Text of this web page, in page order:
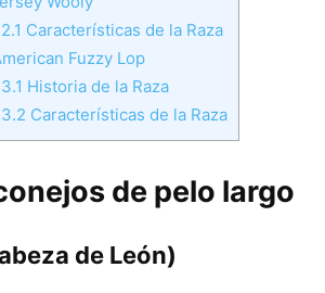
Características de la Raza
Fuzzy Lop
Historia de la Raza
Características de la Raza
de pelo largo
de León)